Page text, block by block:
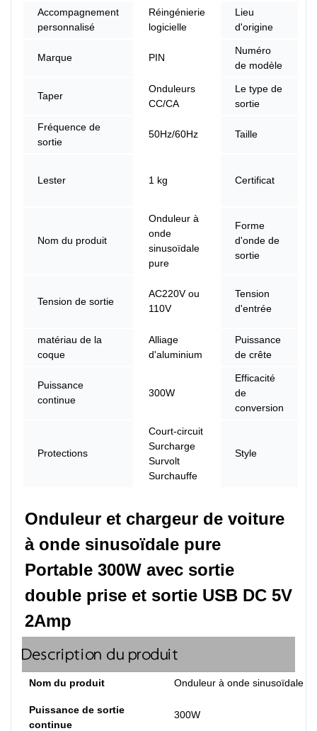
Accompagnement
personnalisé
Réingénierie
logicielle
Lieu
d'origine
Marque PIN
Numéro
de modèle
Taper
Onduleurs
CC/CA
Le type de
sortie
Fréquence de
sortie
50Hz/60Hz Taille
Lester 1 kg Certificat
Nom du produit
Onduleur à
onde
sinusoïdale
pure
Forme
d'onde de
sortie
Tension de sortie
AC220V ou
110V
Tension
d'entrée
matériau de la
coque
Alliage
d'aluminium
Puissance
de crête
Puissance
continue
300W
Efficacité
de
conversion
Protections
Court-circuit
Surcharge
Survolt
Surchauffe
Style
Onduleur et chargeur de voiture
à onde sinusoïdale pure
Portable 300W avec sortie
double prise et sortie USB DC 5V
2Amp
Description du produit
Nom du produit Onduleur à onde sinusoïdale
Puissance de sortie
continue
300W